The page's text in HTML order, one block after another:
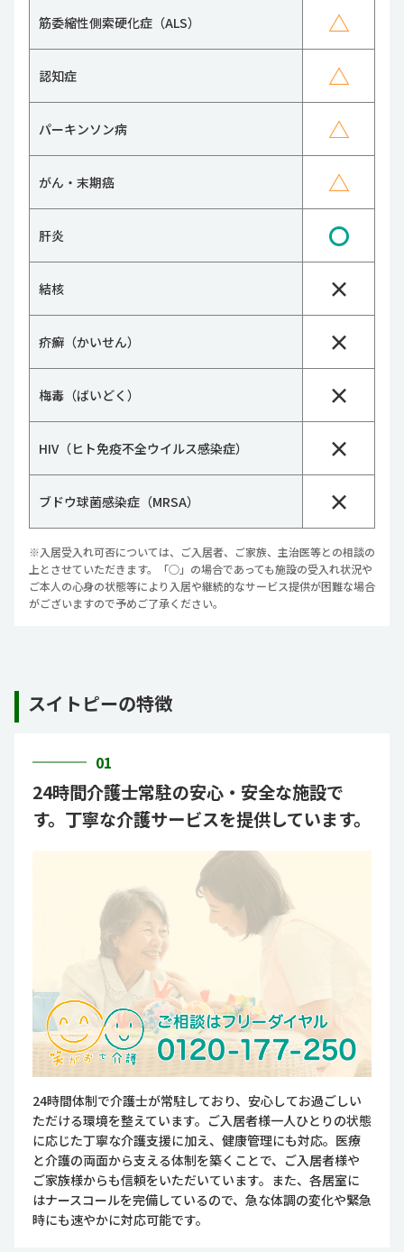
筋委縮性側索硬化症（ALS） △
認知症 △
パーキンソン病 △
がん・末期癌 △
肝炎 〇
結核 ×
疥癬（かいせん） ×
梅毒（ばいどく） ×
HIV（ヒト免疫不全ウイルス感染症） ×
ブドウ球菌感染症（MRSA） ×
※入居受入れ可否については、ご入居者、ご家族、主治医等との相談の
上とさせていただきます。「○」の場合であっても施設の受入れ状況や
ご本人の心身の状態等により入居や継続的なサービス提供が困難な場合
がございますので予めご了承ください。
スイトピーの特徴
01
24時間介護士常駐の安心・安全な施設で
す。丁寧な介護サービスを提供しています。
24時間体制で介護士が常駐しており、安心してお過ごしい
ただける環境を整えています。ご入居者様一人ひとりの状態
に応じた丁寧な介護支援に加え、健康管理にも対応。医療
と介護の両面から支える体制を築くことで、ご入居者様や
ご家族様からも信頼をいただいています。また、各居室に
はナースコールを完備しているので、急な体調の変化や緊急
時にも速やかに対応可能です。